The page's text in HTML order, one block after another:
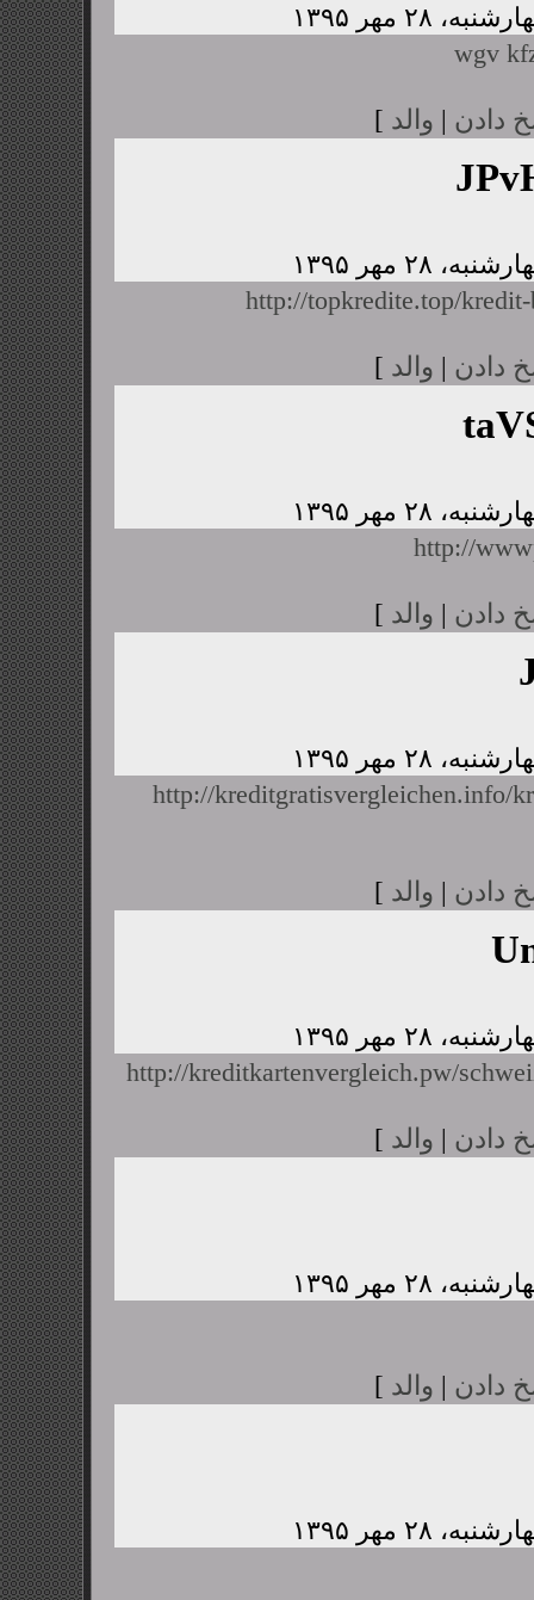
wgv
دادن | والد ]
http://topkredite.top/
دادن | والد ]
http://
دادن | والد ]
http://kreditgratisvergleichen.info/
دادن | والد ]
http://kreditkartenvergleich.pw/
دادن | والد ]
دادن | والد ]